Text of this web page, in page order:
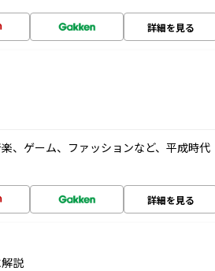
詳細を見る
、ゲーム、ファッションなど、平成時代
詳細を見る
説